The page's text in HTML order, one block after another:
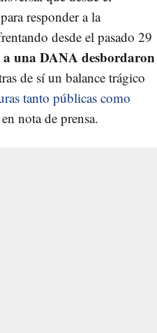
responder a la
desde el pasado 29
a una DANA desbordaron
de sí un balance trágico
tanto públicas como
nota de prensa.